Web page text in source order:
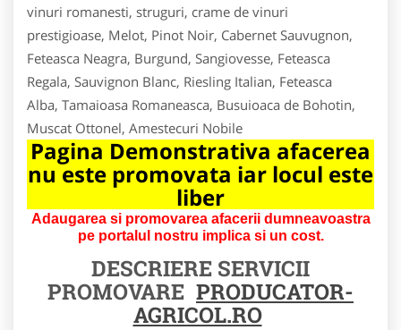
vinuri romanesti, struguri, crame de vinuri
prestigioase, Melot, Pinot Noir, Cabernet Sauvugnon,
Feteasca Neagra, Burgund, Sangiovesse, Feteasca
Regala, Sauvignon Blanc, Riesling Italian, Feteasca
Alba, Tamaioasa Romaneasca, Busuioaca de Bohotin,
Muscat Ottonel, Amestecuri Nobile
Pagina Demonstrativa afacerea
nu este promovata iar locul este
liber
Adaugarea si promovarea afacerii dumneavoastra
pe portalul nostru implica si un cost.
DESCRIERE SERVICII
PROMOVARE PRODUCATOR-
AGRICOL.RO